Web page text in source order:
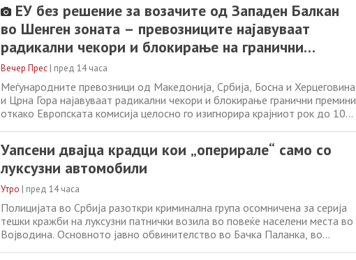
споделени во
ЕУ без решение за возачите од Западен Балкан
во Шенген зоната – превозниците најавуваат
радикални чекори и блокирање на гранични
премини
Вечер Прес | пред 14 часа
Меѓународните превозници од Македонија, Србија, Босна и Херцеговина
и Црна Гора најавуваат радикални чекори и блокирање гранични премини
откако Европската комисија целосно го изигнорира крајниот рок до 10
изнаоѓање конкретно решение и укинување на рестриктивниот престој
за професионалните
Уапсени двајца крадци кои „оперирале“ само со
луксузни автомобили
Утро | пред 14 часа
Полицијата во Србија разоткри криминална група осомничена за серија
тешки кражби на луксузни патнички возила во повеќе населени места во
Војводина. Основното јавно обвинителство во Бачка Паланка, во